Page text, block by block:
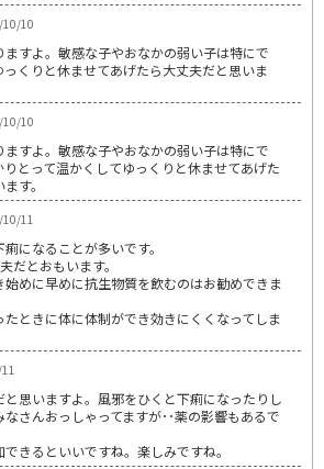
10/10
すよ。敏感な子やおなかの弱い子は特にで
っくりと休ませてあげたら大丈夫だと思いま
10/10
すよ。敏感な子やおなかの弱い子は特にで
りとって温かくしてゆっくりと休ませてあげた
す。
11
になることが多いです。
だとおもいます。
始めに早めに抗生物質を飲むのはお勧めできま
ときに体に体制ができ効きにくくなってしま
と思いますよ。風邪をひくと下痢になったりし
なさんおっしゃってますが･･薬の影響もあるで
きるといいですね。楽しみですね。